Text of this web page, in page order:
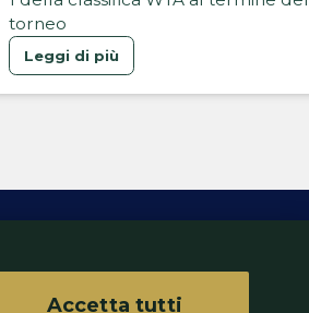
torneo
Leggi di più
Accetta tutti